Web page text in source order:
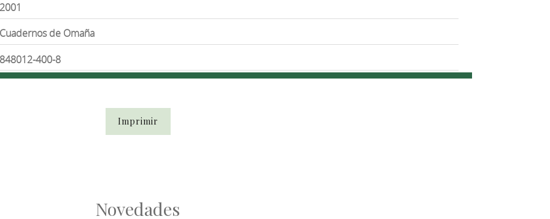
2001
Cuadernos de Omaña
848012-400-8
Imprimir
Novedades